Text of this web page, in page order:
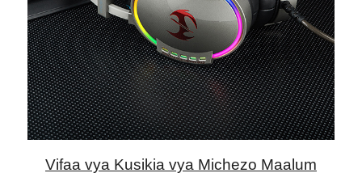
Vifaa vya Kusikia vya Michezo Maalum